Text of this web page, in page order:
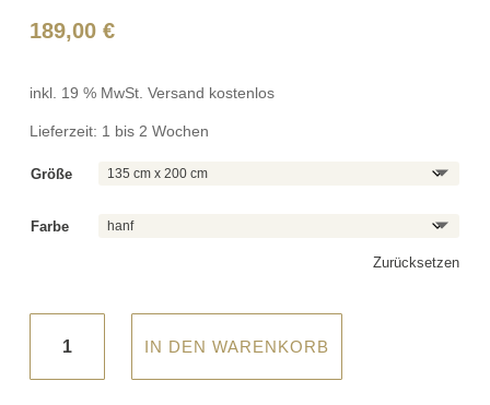
189,00€
inkl. 19 % MwSt. Versand kostenlos
Lieferzeit: 1 bis 2 Wochen
Größe
Farbe
Zurücksetzen
IN DEN WARENKORB